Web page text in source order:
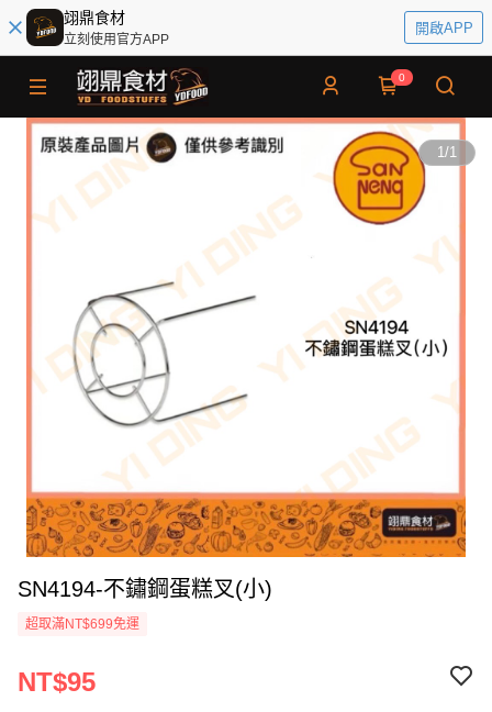
翊鼎食材
立刻使用官方APP
開啟APP
0
1/1
SN4194-不鏽鋼蛋糕叉(小)
超取滿NT$699免運
NT$95